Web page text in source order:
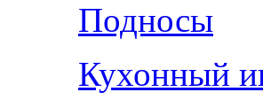
Подносы
Кухонный